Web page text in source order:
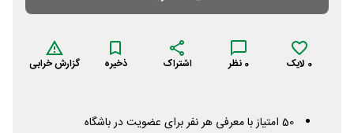
0 لایک 0 نظر اشتراک ذخیره گزارش خرابی
50 امتیاز با معرفی هر نفر برای عضویت در باشگاه